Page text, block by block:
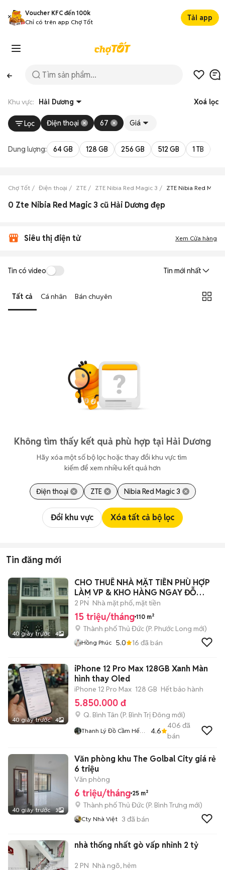
Voucher KFC đến 100k
Chỉ có trên app Chợ Tốt
Tải app
Khu vực: Hải Dương Xoá lọc
Lọc Điện thoại 67 Giá
Dung lượng: 64 GB 128 GB 256 GB 512 GB 1 TB
Chợ Tốt Điện thoại ZTE ZTE Nibia Red Magic 3 ZTE Nibia Red
0 Zte Nibia Red Magic 3 cũ Hải Dương đẹp
Siêu thị điện tử Xem Cửa hàng
Tin có video Tin mới nhất
Tất cả Cá nhân Bán chuyên
Không tìm thấy kết quả phù hợp tại Hải Dương
Hãy xóa một số bộ lọc hoặc thay đổi khu vực tìm
kiếm để xem nhiều kết quả hơn
Điện thoại ZTE Nibia Red Magic 3
Đổi khu vực Xóa tất cả bộ lọc
Tin đăng mới
40 giây trước 4
CHO THUÊ NHÀ MẶT TIỀN PHÙ HỢP
LÀM VP & KHO HÀNG NGAY ĐỖ
XUÂN HỢP Q9
2 PN Nhà mặt phố, mặt tiền
15 triệu/tháng 110 m²
Thành phố Thủ Đức (P. Phước Long mới)
Hồng Phúc 5.0 16 đã bán
40 giây trước 4
iPhone 12 Pro Max 128GB Xanh Màn
hình thay Oled
iPhone 12 Pro Max 128 GB Hết bảo hành
5.850.000 đ
Q. Bình Tân (P. Bình Trị Đông mới)
Thanh Lý Đồ Cầm Hết
4.6
406 đã
bán
40 giây trước 3
Văn phòng khu The Golbal City giá rẻ
6 triệu
Văn phòng
6 triệu/tháng 25 m²
Thành phố Thủ Đức (P. Bình Trưng mới)
Cty Nhà Việt 3 đã bán
nhà thống nhất gò vấp nhỉnh 2 tỷ
2 PN Nhà ngõ, hẻm